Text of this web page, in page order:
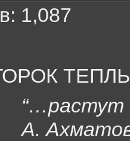
1,087
“…растут
А.